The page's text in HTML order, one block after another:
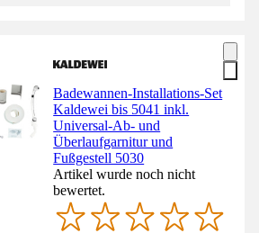
Badewannen-Installations-Set
Kaldewei bis 5041 inkl.
Universal-Ab- und
Überlaufgarnitur und
Fußgestell 5030
Artikel wurde noch nicht
bewertet.